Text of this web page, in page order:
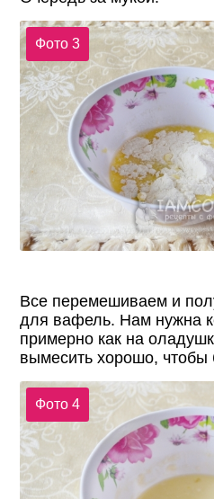
Фото 3
Все перемешиваем и
для вафель. Нам нужна
примерно как на
вымесить хорошо, чтобы
Фото 4